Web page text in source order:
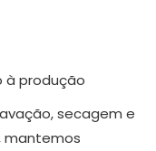
à produção
secagem e
mantemos